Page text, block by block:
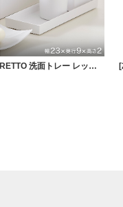
RETTO 洗面トレー レットー I'mD アイムディー IMD-KUP0025